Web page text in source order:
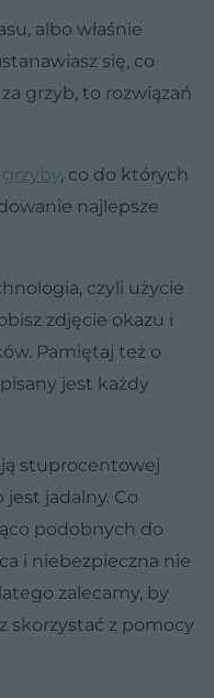
albo właśnie
się, co
grzyb, to rozwiązań
grzyby, co do których
najlepsze
czyli użycie
zdjęcie okazu i
Pamiętaj też o
jest każdy
stuprocentowej
jadalny. Co
podobnych do
i niebezpieczna nie
zalecamy, by
skorzystać z pomocy